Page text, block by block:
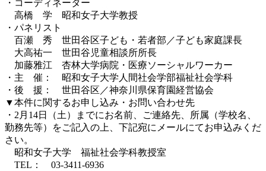
・コーディネーター
高橋 学 昭和女子大学教授
・パネリスト
百瀬 秀 世田谷区子ども・若者部／子ども家庭課長
大高祐一 世田谷児童相談所所長
加藤雅江 杏林大学病院・医療ソーシャルワーカー
・主 催： 昭和女子大学人間社会学部福祉社会学科
・後 援： 世田谷区／神奈川県保育園経営協会
▼本件に関するお申し込み・お問い合わせ先
・2月14日（土）までにお名前、ご連絡先、所属（学校名、
勤務先等）をご記入の上、下記宛にメールにてお申込みくだ
さい。
昭和女子大学 福祉社会学科教授室
TEL： 03-3411-6936